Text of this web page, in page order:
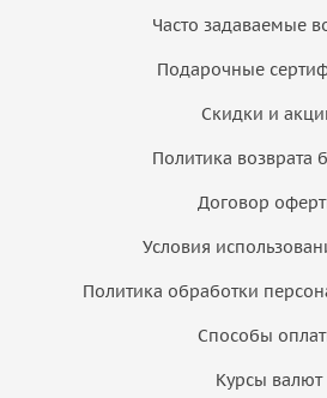
Часто задаваемые
Подарочные
Скидки и
Политика возврата
Договор
Условия
Политика обработки
Способы
Курсы валют